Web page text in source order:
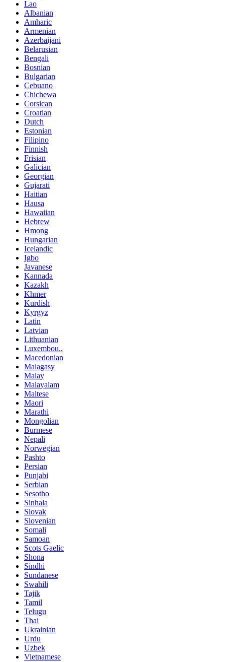
Lao
Albanian
Amharic
Armenian
Azerbaijani
Belarusian
Bengali
Bosnian
Bulgarian
Cebuano
Chichewa
Corsican
Croatian
Dutch
Estonian
Filipino
Finnish
Frisian
Galician
Georgian
Gujarati
Haitian
Hausa
Hawaiian
Hebrew
Hmong
Hungarian
Icelandic
Igbo
Javanese
Kannada
Kazakh
Khmer
Kurdish
Kyrgyz
Latin
Latvian
Lithuanian
Luxembou..
Macedonian
Malagasy
Malay
Malayalam
Maltese
Maori
Marathi
Mongolian
Burmese
Nepali
Norwegian
Pashto
Persian
Punjabi
Serbian
Sesotho
Sinhala
Slovak
Slovenian
Somali
Samoan
Scots Gaelic
Shona
Sindhi
Sundanese
Swahili
Tajik
Tamil
Telugu
Thai
Ukrainian
Urdu
Uzbek
Vietnamese